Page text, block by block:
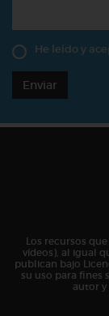
He leído y
Enviar
Los recursos
vídeos), al igual
publican bajo
su uso para fines
autor